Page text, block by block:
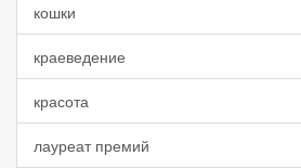
кошки
краеведение
красота
лауреат премий